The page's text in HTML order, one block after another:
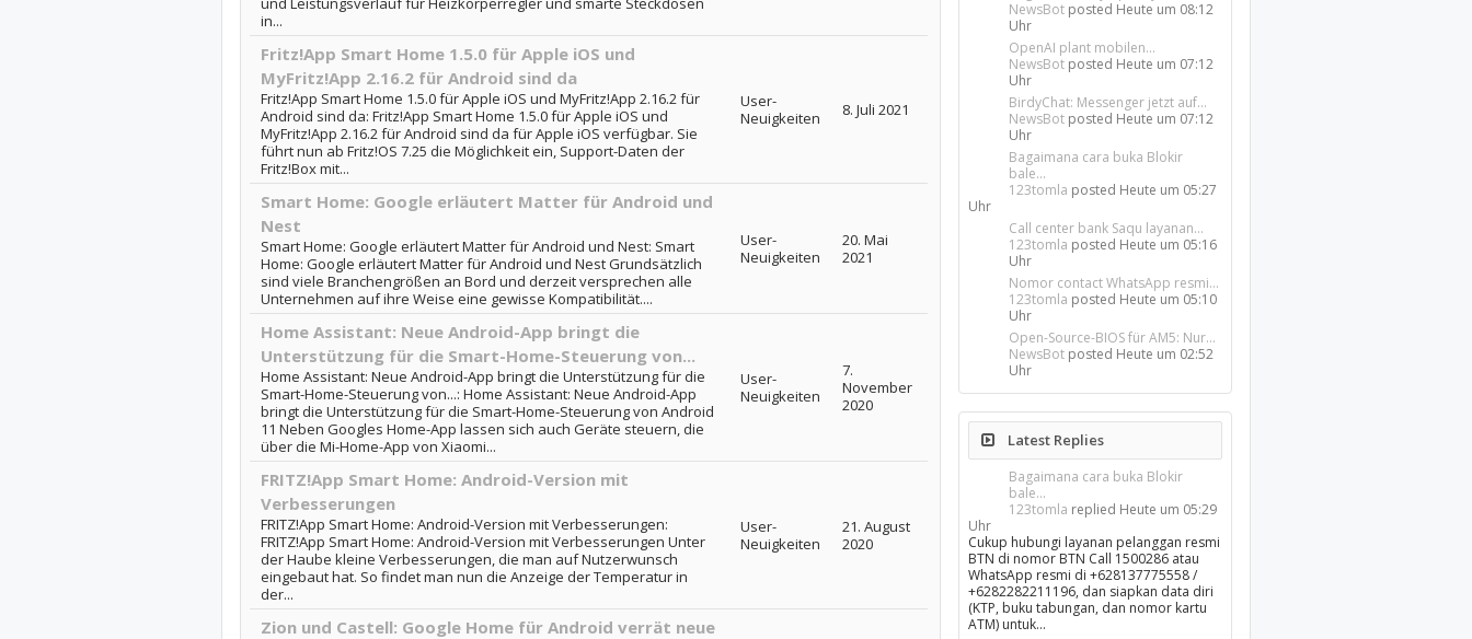
in...
Fritz!App Smart Home 1.5.0 für Apple iOS und
MyFritz!App 2.16.2 für Android sind da
Fritz!App Smart Home 1.5.0 für Apple iOS und MyFritz!App 2.16.2 für
Android sind da: Fritz!App Smart Home 1.5.0 für Apple iOS und
MyFritz!App 2.16.2 für Android sind da für Apple iOS verfügbar. Sie
führt nun ab Fritz!OS 7.25 die Möglichkeit ein, Support-Daten der
Fritz!Box mit...
User-
Neuigkeiten
8. Juli 2021
Smart Home: Google erläutert Matter für Android und
Nest
Smart Home: Google erläutert Matter für Android und Nest: Smart
Home: Google erläutert Matter für Android und Nest Grundsätzlich
sind viele Branchengrößen an Bord und derzeit versprechen alle
Unternehmen auf ihre Weise eine gewisse Kompatibilität....
User-
Neuigkeiten
20. Mai
2021
Home Assistant: Neue Android-App bringt die
Unterstützung für die Smart-Home-Steuerung von...
Home Assistant: Neue Android-App bringt die Unterstützung für die
Smart-Home-Steuerung von...: Home Assistant: Neue Android-App
bringt die Unterstützung für die Smart-Home-Steuerung von Android
11 Neben Googles Home-App lassen sich auch Geräte steuern, die
über die Mi-Home-App von Xiaomi...
User-
Neuigkeiten
7.
November
2020
FRITZ!App Smart Home: Android-Version mit
Verbesserungen
FRITZ!App Smart Home: Android-Version mit Verbesserungen:
FRITZ!App Smart Home: Android-Version mit Verbesserungen Unter
der Haube kleine Verbesserungen, die man auf Nutzerwunsch
eingebaut hat. So findet man nun die Anzeige der Temperatur in
der...
User-
Neuigkeiten
21. August
2020
Zion und Castell: Google Home für Android verrät neue
NewsBot posted Heute um 08:12
Uhr
OpenAI plant mobilen...
NewsBot posted Heute um 07:12
Uhr
BirdyChat: Messenger jetzt auf...
NewsBot posted Heute um 07:12
Uhr
Bagaimana cara buka Blokir
bale...
123tomla posted Heute um 05:27
Uhr
Call center bank Saqu layanan...
123tomla posted Heute um 05:16
Uhr
Nomor contact WhatsApp resmi...
123tomla posted Heute um 05:10
Uhr
Open-Source-BIOS für AM5: Nur...
NewsBot posted Heute um 02:52
Uhr
Latest Replies
Bagaimana cara buka Blokir
bale...
123tomla replied Heute um 05:29
Uhr
Cukup hubungi layanan pelanggan resmi
BTN di nomor BTN Call 1500286 atau
WhatsApp resmi di +628137775558 /
+6282282211196, dan siapkan data diri
(KTP, buku tabungan, dan nomor kartu
ATM) untuk…